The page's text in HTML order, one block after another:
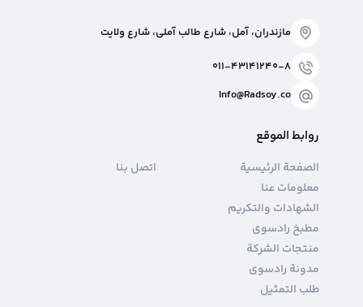
مازندران، آمل، شارع طالب آملي، شارع ولايت
011-43141240-8
Info@Radsoy.co
روابط الموقع
الصفحة الرئيسية
معلومات عنا
الشهادات والتكريم
مطبخ رادسوی
منتجات الشركة
مدونة رادسوی
طلب التمثيل
اتصل بنا